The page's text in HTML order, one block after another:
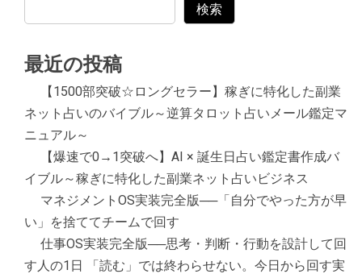
検索
最近の投稿
【1500部突破☆ロングセラー】稼ぎに特化した副業
ネット占いのバイブル～逆算タロット占いメール鑑定マ
ニュアル～
【爆速で0→1突破へ】AI × 誕生日占い鑑定書作成バ
イブル～稼ぎに特化した副業ネット占いビジネス
マネジメントOS実装完全版──「自分でやった方が早
い」を捨ててチームで回す
仕事OS実装完全版──思考・判断・行動を設計して回
す人の1日 「読む」では終わらせない。今日から回す実